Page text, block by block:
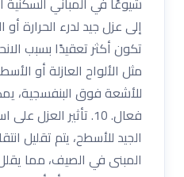
إلى عزل جيد لدرء الحرارة
تكون أكثر تعقيدًا بسبب
مثل الألواح العازلة أو
للأشعة فوق البنفسجية،
فعال. 10. تأثير
الجيد للأسطح، يتم تقليل
المبنى في الصيف، مما